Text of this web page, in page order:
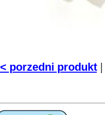
< porzedni produkt